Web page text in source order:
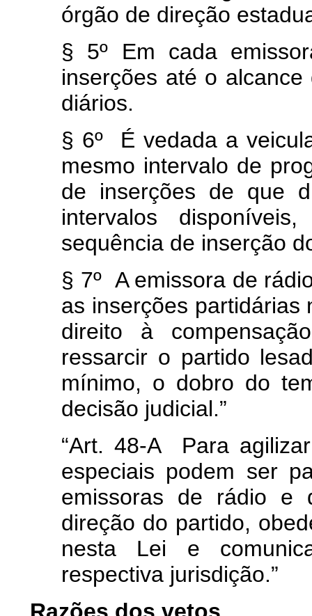
órgão de direção
§ 5º Em cada
inserções até o
diários.
§ 6º É vedada a
mesmo intervalo de
de inserções de que
intervalos
sequência de inserção
§ 7º A emissora de
as inserções partidárias
direito à
ressarcir o partido
mínimo, o dobro do
decisão judicial.”
“Art. 48-A Para
especiais podem ser
emissoras de rádio e
direção do partido,
nesta Lei e
respectiva jurisdição.”